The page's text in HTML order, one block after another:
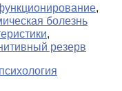
,
болезнь
,
резерв